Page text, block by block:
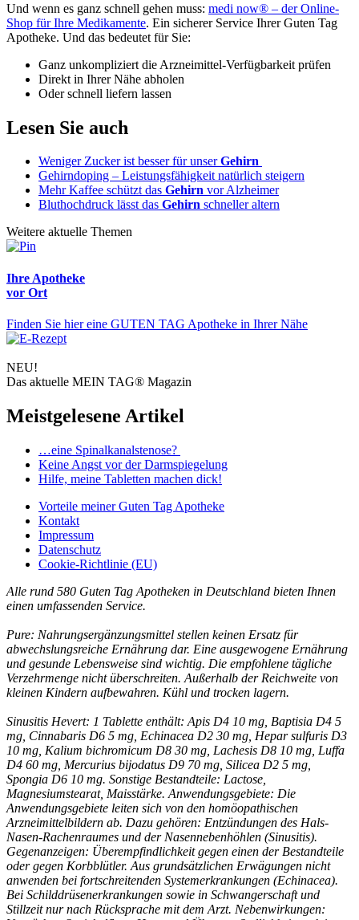
Und wenn es ganz schnell gehen muss: medi now® – der Online-
Shop für Ihre Medikamente. Ein sicherer Service Ihrer Guten Tag
Apotheke. Und das bedeutet für Sie:
Ganz unkompliziert die Arzneimittel-Verfügbarkeit prüfen
Direkt in Ihrer Nähe abholen
Oder schnell liefern lassen
Lesen Sie auch
Weniger Zucker ist besser für unserGehirn
Gehirndoping – Leistungsfähigkeit natürlich steigern
Mehr Kaffee schützt das Gehirn vor Alzheimer
Bluthochdruck lässt das Gehirn schneller altern
Weitere aktuelle Themen
Ihre Apotheke
vor Ort
Finden Sie hier eine GUTEN TAG Apotheke in Ihrer Nähe
NEU!
Das aktuelle MEIN TAG® Magazin
Meistgelesene Artikel
…eine Spinalkanalstenose?
Keine Angst vor der Darmspiegelung
Hilfe, meine Tabletten machen dick!
Vorteile meiner Guten Tag Apotheke
Kontakt
Impressum
Datenschutz
Cookie-Richtlinie (EU)
Alle rund 580 Guten Tag Apotheken in Deutschland bieten Ihnen
einen umfassenden Service.
Pure: Nahrungsergänzungsmittel stellen keinen Ersatz für
abwechslungsreiche Ernährung dar. Eine ausgewogene Ernährung
und gesunde Lebensweise sind wichtig. Die empfohlene tägliche
Verzehrmenge nicht überschreiten. Außerhalb der Reichweite von
kleinen Kindern aufbewahren. Kühl und trocken lagern.
Sinusitis Hevert: 1 Tablette enthält: Apis D4 10 mg, Baptisia D4 5
mg, Cinnabaris D6 5 mg, Echinacea D2 30 mg, Hepar sulfuris D3
10 mg, Kalium bichromicum D8 30 mg, Lachesis D8 10 mg, Luffa
D4 60 mg, Mercurius bijodatus D9 70 mg, Silicea D2 5 mg,
Spongia D6 10 mg. Sonstige Bestandteile: Lactose,
Magnesiumstearat, Maisstärke. Anwendungsgebiete: Die
Anwendungsgebiete leiten sich von den homöopathischen
Arzneimittelbildern ab. Dazu gehören: Entzündungen des Hals-
Nasen-Rachenraumes und der Nasennebenhöhlen (Sinusitis).
Gegenanzeigen: Überempfindlichkeit gegen einen der Bestandteile
oder gegen Korbblütler. Aus grundsätzlichen Erwägungen nicht
anwenden bei fortschreitenden Systemerkrankungen (Echinacea).
Bei Schilddrüsenerkrankungen sowie in Schwangerschaft und
Stillzeit nur nach Rücksprache mit dem Arzt. Nebenwirkungen: